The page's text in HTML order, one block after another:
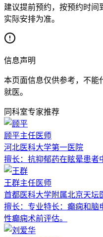
建议提前预约，按预约时间
实际安排为准。
信息声明
本页面信息仅供参考，不能
就医。
同科室专家推荐
顾平主任医师
河北医科大学第一医院
擅长： 抗抑郁药在眩晕患者
王群主任医师
首都医科大学附属北京天坛
擅长： 专业特长：癫痫和脑
性癫痫术前评估。